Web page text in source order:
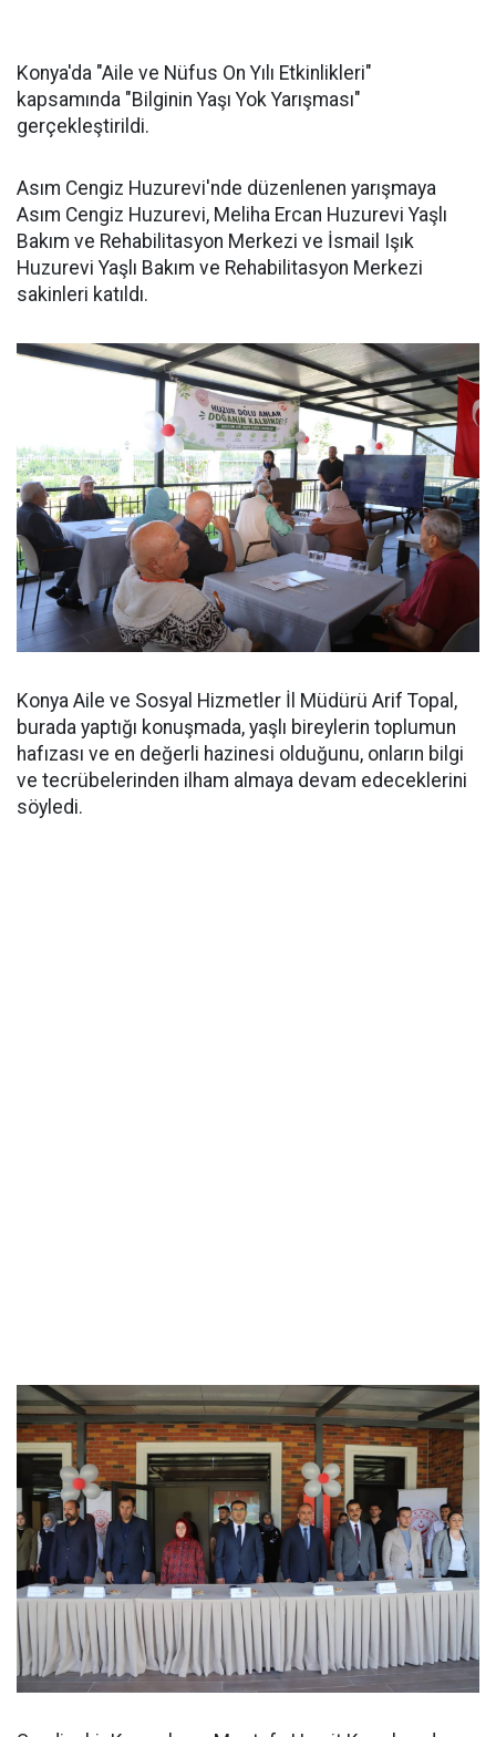
Konya'da "Aile ve Nüfus On Yılı Etkinlikleri"
kapsamında "Bilginin Yaşı Yok Yarışması"
gerçekleştirildi.
Asım Cengiz Huzurevi'nde düzenlenen yarışmaya
Asım Cengiz Huzurevi, Meliha Ercan Huzurevi Yaşlı
Bakım ve Rehabilitasyon Merkezi ve İsmail Işık
Huzurevi Yaşlı Bakım ve Rehabilitasyon Merkezi
sakinleri katıldı.
Konya Aile ve Sosyal Hizmetler İl Müdürü Arif Topal,
burada yaptığı konuşmada, yaşlı bireylerin toplumun
hafızası ve en değerli hazinesi olduğunu, onların bilgi
ve tecrübelerinden ilham almaya devam edeceklerini
söyledi.